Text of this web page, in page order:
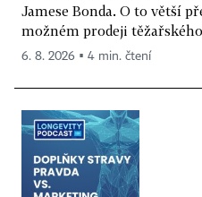
Jamese Bonda. O to větší
možném prodeji
6. 8. 2026 ▪ 4 min. čtení